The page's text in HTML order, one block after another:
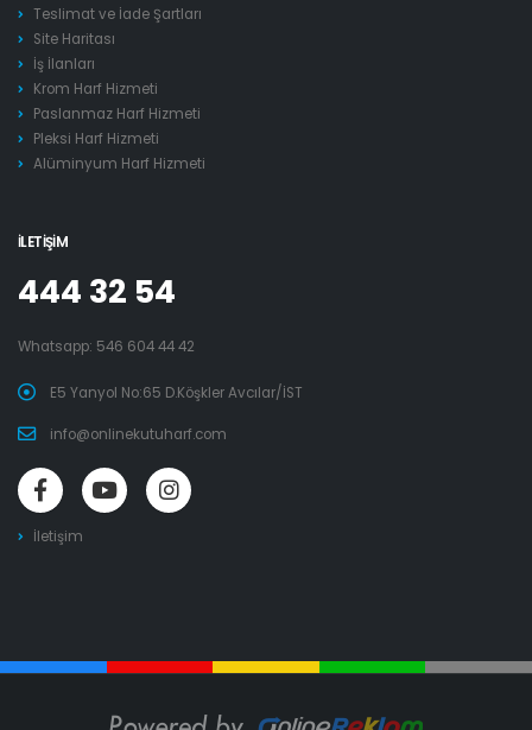
Teslimat ve İade Şartları
Site Haritası
İş İlanları
Krom Harf Hizmeti
Paslanmaz Harf Hizmeti
Pleksi Harf Hizmeti
Alüminyum Harf Hizmeti
İLETIŞIM
444 32 54
Whatsapp: 546 604 44 42
E5 Yanyol No:65 D.Köşkler Avcılar/İST
info@onlinekutuharf.com
İletişim